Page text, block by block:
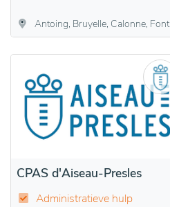
Antoing, Bruyelle, Calonne, Fontenoy, Maubray, Péronnes-lez-Antoing
CPAS d'Aiseau-Presles
Administratieve hulp